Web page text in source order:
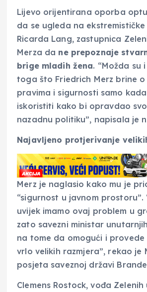
Lijevo orijentirana oporba
da se ugleda na
Ricarda Lang, zastupnica
Merza da ne prepoznaje
brige mladih žena. “Možda su i
toga što Friedrich Merz brine o
pravima i sigurnosti samo
iskoristiti kako bi opravdao
nazadnu politiku”, napisala je
Najavljeno protjerivanje
Merz je naglasio kako mu je
“sigurnost u javnom prostoru”.
uvijek imamo ovaj problem u
zato savezni ministar
na tome da omogući i
vrlo velikih razmjera”, rekao je
posjeta saveznoj državi
Clemens Rostock, vođa Zelenih